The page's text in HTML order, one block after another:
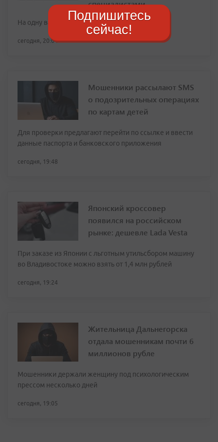
специалистами
На одну вакансию приходится до 19 резюме
сегодня, 20:04
Мошенники рассылают SMS
о подозрительных операциях
по картам детей
Для проверки предлагают перейти по ссылке и ввести
данные паспорта и банковского приложения
сегодня, 19:48
Японский кроссовер
появился на российском
рынке: дешевле Lada Vesta
При заказе из Японии с льготным утильсбором машину
во Владивостоке можно взять от 1,4 млн рублей
сегодня, 19:24
Жительница Дальнегорска
отдала мошенникам почти 6
миллионов рубле
Мошенники держали женщину под психологическим
прессом несколько дней
сегодня, 19:05
Подпишитесь
сейчас!